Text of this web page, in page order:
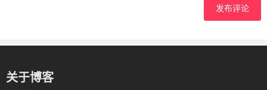
发布评论
关于博客